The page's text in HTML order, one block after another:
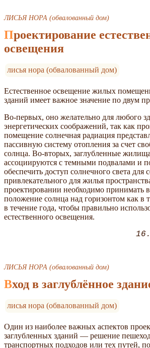
ЛИСЬЯ НОРА (обвалованный дом)
Проектирование естественного
освещения
лисья нора (обвалованный дом)
Естественное освещение жилых
зданий имеет важное значение по двум
Во-первых, оно желательно для любого
энергетических соображений, так как
помещение солнечная радиация
пассивную систему отопления за счет
солнца. Во-вторых, заглубленные
ассоциируются с темными подвалами и
обеспечить доступ солнечного света для
привлекательного для жилья
проектировании необходимо принимать
положение солнца над горизонтом как в
в течение года, чтобы правильно
естественного освещения.
ЛИСЬЯ НОРА (обвалованный дом)
Вход в заглублённое
лисья нора (обвалованный дом)
Один из наиболее важных аспектов
заглубленных зданий — решение
транспортных подходов или тех путей,